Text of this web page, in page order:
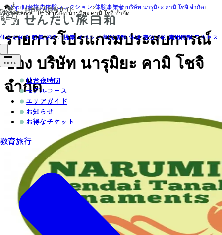
仙台を知る 特集 旅のご提案 イベント 観光情報 体験 宿泊予約 実用情報 アクセス
menu
仙台夜時間
モデルコース
エリアガイド
お知らせ
お得なチケット
教育旅行
Top›仙台旅先体験コレクション›体験事業者›บริษัท นารุมิยะ คามิ โชจิ จำกัด›
Experience List of บริษัท นารุมิยะ คามิ โชจิ จำกัด
รายการโปรแกรมประสบการณ์
ของ บริษัท นารุมิยะ คามิ โชจิ
จำกัด